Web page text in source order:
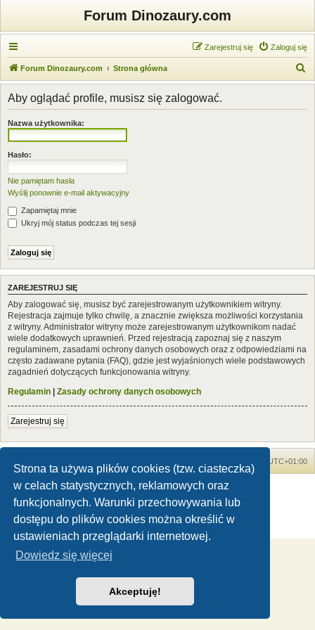
Strona ta używa plików cookies (tzw. ciasteczka)
w celach statystycznych, reklamowych oraz
funkcjonalnych. Warunki przechowywania lub
dostępu do plików cookies można określić w
ustawieniach przeglądarki internetowej.
Dowiedz się więcej
Akceptuję!
Forum Dinozaury.com
Zaloguj się
Zarejestruj się
Forum Dinozaury.com Strona główna
z
Aby oglądać profile, musisz się zalogować.
Nazwa użytkownika:
Hasło:
Nie pamiętam hasła
Wyślij ponownie e-mail aktywacyjny
Zapamiętaj mnie
Ukryj mój status podczas tej sesji
ZAREJESTRUJ SIĘ
Aby zalogować się, musisz być zarejestrowanym użytkownikiem witryny.
Rejestracja zajmuje tylko chwilę, a znacznie zwiększa możliwości korzystania
z witryny. Administrator witryny może zarejestrowanym użytkownikom nadać
wiele dodatkowych uprawnień. Przed rejestracją zapoznaj się z naszym
regulaminem, zasadami ochrony danych osobowych oraz z odpowiedziami na
często zadawane pytania (FAQ), gdzie jest wyjaśnionych wiele podstawowych
zagadnień dotyczących funkcjonowania witryny.
Regulamin | Zasady ochrony danych osobowych
Zarejestruj się
UTC+01:00
Dinozaury.com© 2006-2020
Technologię dostarczaphpBB® Forum Software © phpBB Limited
Zasady ochrony danych osobowych|Regulamin